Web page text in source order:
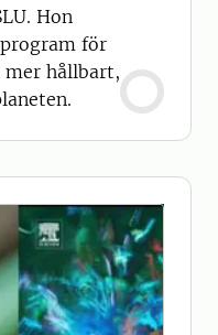
Hon
för
hållbart,